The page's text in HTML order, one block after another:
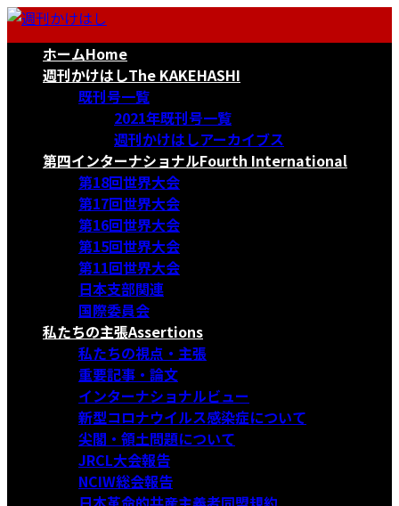
コ
ナ
ホームHome
週刊かけはしThe KAKEHASHI
既刊号一覧
2021年既刊号一覧
週刊かけはしアーカイブス
第四インターナショナルFourth International
第18回世界大会
第17回世界大会
第16回世界大会
第15回世界大会
第11回世界大会
日本支部関連
国際委員会
私たちの主張Assertions
私たちの視点・主張
重要記事・論文
インターナショナルビュー
新型コロナウイルス感染症について
尖閣・領土問題について
JRCL大会報告
NCIW総会報告